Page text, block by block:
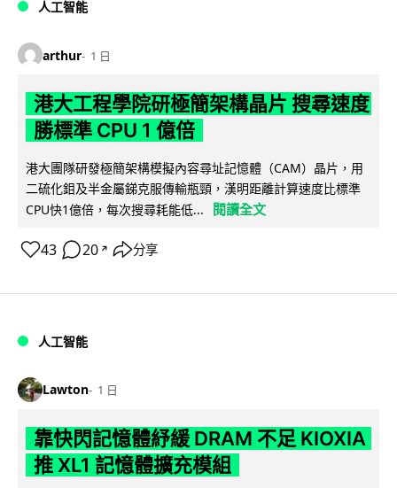
人工智能
arthur 1 日
港大工程學院研極簡架構晶片 搜尋速度
勝標準 CPU 1 億倍
港大團隊研發極簡架構模擬內容尋址記憶體（CAM）晶片，用
二硫化鉬及半金屬銻克服傳輸瓶頸，漢明距離計算速度比標準
CPU快1億倍，每次搜尋耗能低...
閱讀全文
43 20 ↗ 分享
人工智能
Lawton 1 日
靠快閃記憶體紓緩 DRAM 不足 KIOXIA
推 XL1 記憶體擴充模組